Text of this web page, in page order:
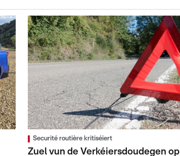
Securité routière kritiséiert
Zuel vun de Verkéiersdoudegen op